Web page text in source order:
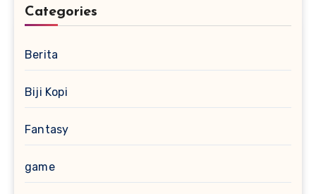
Categories
Berita
Biji Kopi
Fantasy
game